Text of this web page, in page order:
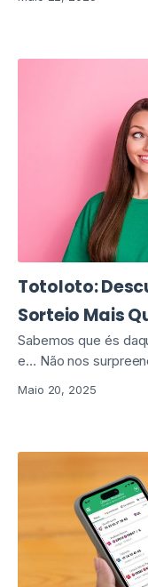
Totoloto:
Sorteio Mais
Sabemos que és
e… Não nos
Maio 20, 2025